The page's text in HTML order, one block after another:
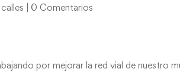
0 Comentarios
por mejorar la red vial de nuestro